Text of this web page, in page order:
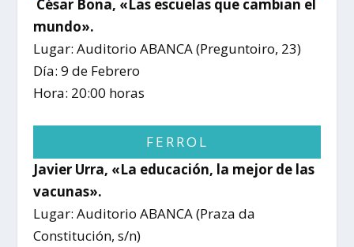
César Bona, «Las escuelas que cambian el
mundo».
Lugar: Auditorio ABANCA (Preguntoiro, 23)
Día: 9 de Febrero
Hora: 20:00 horas
FERROL
Javier Urra, «La educación, la mejor de las
vacunas».
Lugar: Auditorio ABANCA (Praza da
Constitución, s/n)